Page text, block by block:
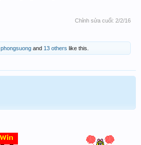
Chỉnh sửa cuối: 2/2/16
phongsuong and 13 others like this.